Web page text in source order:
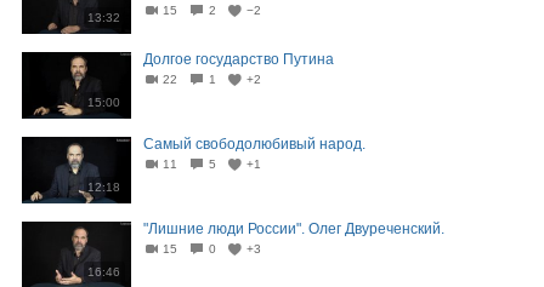
13:32
15 2 −2
15:00
Долгое государство Путина
22 1 +2
12:18
Самый свободолюбивый народ.
11 5 +1
16:46
"Лишние люди России". Олег Двуреченский.
15 0 +3